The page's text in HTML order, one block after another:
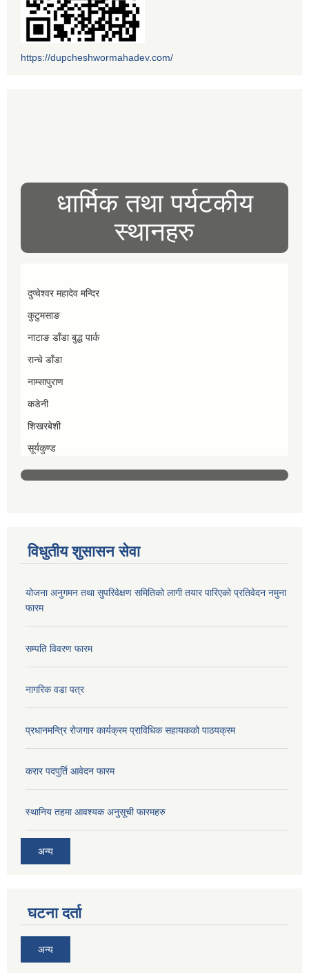
https://dupcheshwormahadev.com/
धार्मिक तथा पर्यटकीय
स्थानहरु
दुप्चेश्वर महादेव मन्दिर
कुटुमसाङ
नाटाङ डाँडा बुद्ध पार्क
रान्चे डाँडा
नाम्सापुराण
कडेनी
शिखरबेशी
सूर्यकुण्ड
विधुतीय शुसासन सेवा
योजना अनुगमन तथा सुपरिवेक्षण समितिको लागी तयार पारिएको प्रतिवेदन नमुना
फारम
सम्पति विवरण फारम
नागरिक वडा पत्र
प्रधानमन्त्रि रोजगार कार्यक्रम प्राविधिक सहायकको पाठयक्रम
करार पदपुर्ति आवेदन फारम
स्थानिय तहमा आवश्यक अनुसूची फारमहरु
अन्य
घटना दर्ता
अन्य